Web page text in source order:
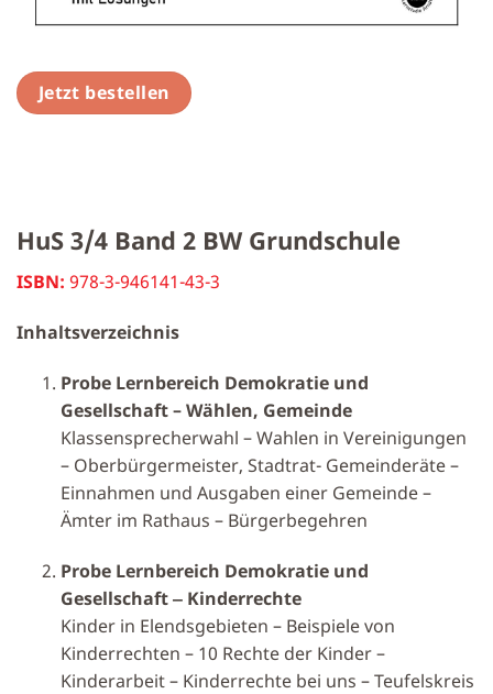
Jetzt bestellen
HuS 3/4 Band 2 BW Grundschule
ISBN: 978-3-946141-43-3
Inhaltsverzeichnis
Probe Lernbereich Demokratie und
Gesellschaft – Wählen, Gemeinde
Klassensprecherwahl – Wahlen in Vereinigungen
– Oberbürgermeister, Stadtrat- Gemeinderäte –
Einnahmen und Ausgaben einer Gemeinde –
Ämter im Rathaus – Bürgerbegehren
Probe Lernbereich Demokratie und
Gesellschaft ‒ Kinderrechte
Kinder in Elendsgebieten – Beispiele von
Kinderrechten – 10 Rechte der Kinder –
Kinderarbeit – Kinderrechte bei uns – Teufelskreis